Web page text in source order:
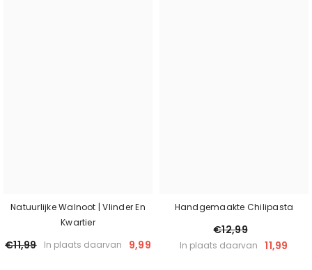
Natuurlijke Walnoot | Vlinder En
Kwartier
€11,99 In plaats daarvan 9,99
Handgemaakte Chilipasta
€12,99
In plaats daarvan 11,99